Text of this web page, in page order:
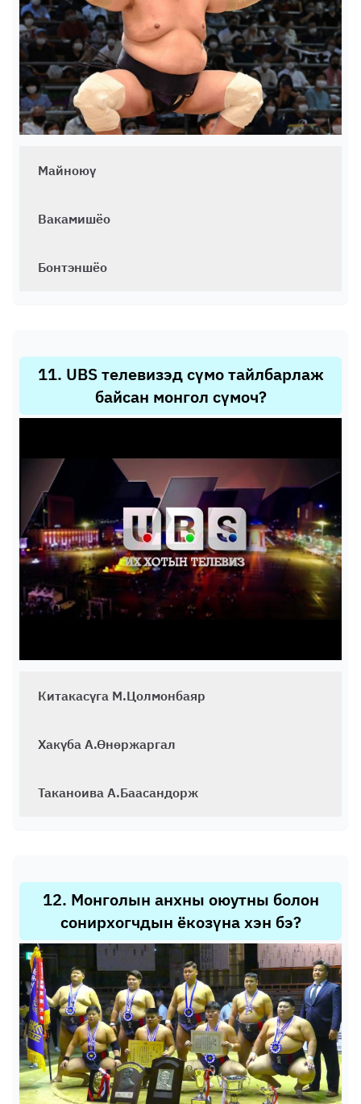
Майноюү
Вакамишёо
Бонтэншёо
11. UBS телевизэд сүмо тайлбарлаж
байсан монгол сүмоч?
Китакасүга М.Цолмонбаяр
Хакүба А.Өнөржаргал
Таканоива А.Баасандорж
12. Монголын анхны оюутны болон
сонирхогчдын ёкозүна хэн бэ?